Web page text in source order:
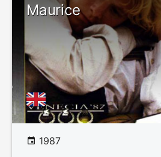
Maurice
1987